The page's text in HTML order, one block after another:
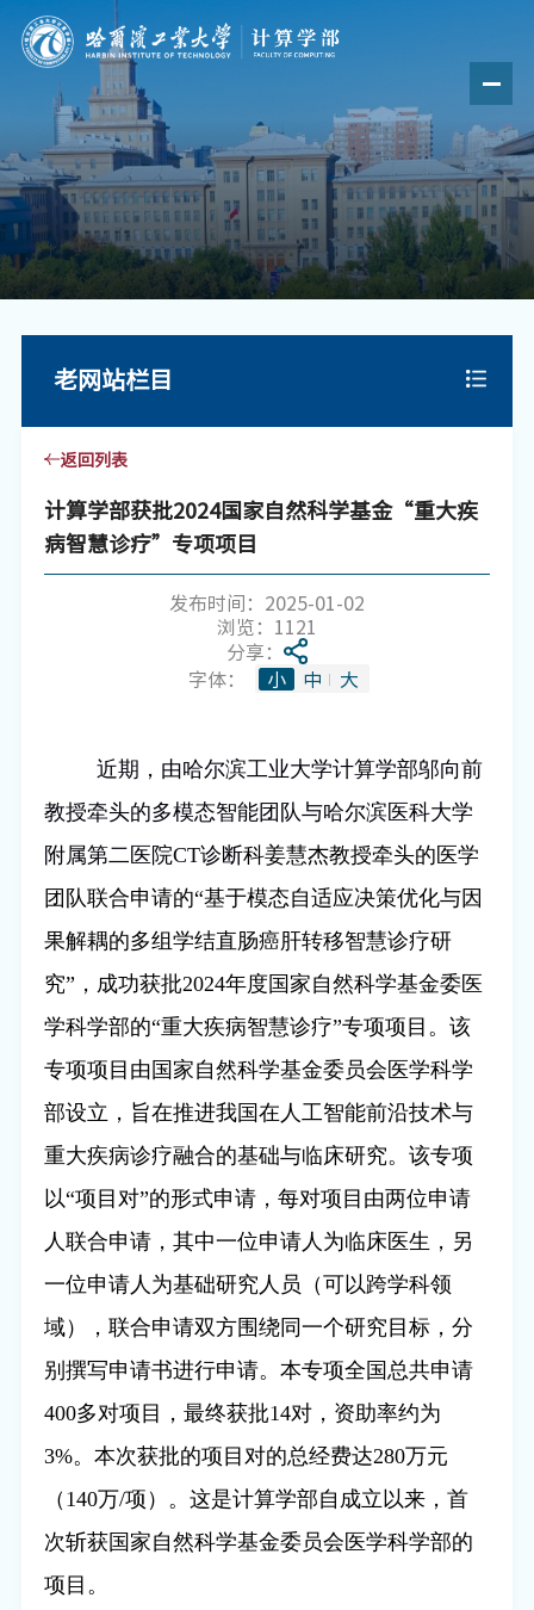
老网站栏目
返回列表
计算学部获批2024国家自然科学基金“重大疾
病智慧诊疗”专项项目
发布时间：2025-01-02
浏览： 1121
分享：
字体：
小 中 大
近期，由哈尔滨工业大学计算学部邬向前
教授牵头的多模态智能团队与哈尔滨医科大学
附属第二医院CT诊断科姜慧杰教授牵头的医学
团队联合申请的“基于模态自适应决策优化与因
果解耦的多组学结直肠癌肝转移智慧诊疗研
究”，成功获批2024年度国家自然科学基金委医
学科学部的“重大疾病智慧诊疗”专项项目。该
专项项目由国家自然科学基金委员会医学科学
部设立，旨在推进我国在人工智能前沿技术与
重大疾病诊疗融合的基础与临床研究。该专项
以“项目对”的形式申请，每对项目由两位申请
人联合申请，其中一位申请人为临床医生，另
一位申请人为基础研究人员（可以跨学科领
域），联合申请双方围绕同一个研究目标，分
别撰写申请书进行申请。本专项全国总共申请
400多对项目，最终获批14对，资助率约为
3%。本次获批的项目对的总经费达280万元
（ 140万/项）。这是计算学部自成立以来，首
次斩获国家自然科学基金委员会医学科学部的
项目。